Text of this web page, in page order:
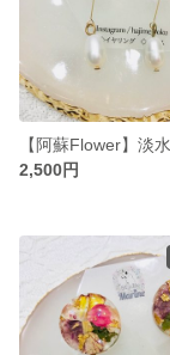
2,500円